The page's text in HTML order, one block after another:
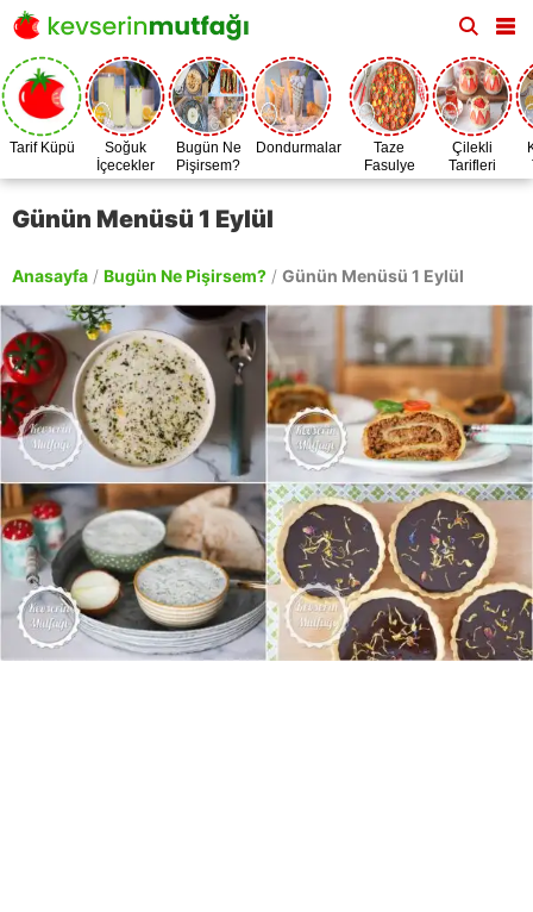
Tarif Küpü
Soğuk
İçecekler
Bugün Ne
Pişirsem?
Dondurmalar
Taze
Fasulye
Zamanı
Çilekli
Tarifleri
Günün Menüsü 1 Eylül
Anasayfa / Bugün Ne Pişirsem? / Günün Menüsü 1 Eylül